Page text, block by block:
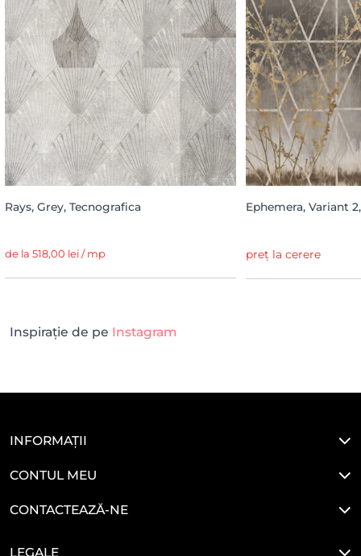
Rays, Grey, Tecnografica
de la 518,00 lei / mp
Ephemera, Variant
preț la cerere
Inspirație de pe Instagram
INFORMAȚII
CONTUL MEU
CONTACTEAZĂ-NE
LEGALE